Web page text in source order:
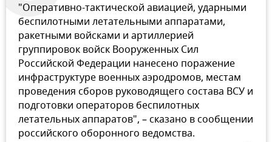
"Оперативно-тактической авиацией, ударными
беспилотными летательными аппаратами,
ракетными войсками и артиллерией
группировок войск Вооруженных Сил
Российской Федерации нанесено поражение
инфраструктуре военных аэродромов, местам
проведения сборов руководящего состава ВСУ и
подготовки операторов беспилотных
летательных аппаратов", – сказано в сообщении
российского оборонного ведомства.